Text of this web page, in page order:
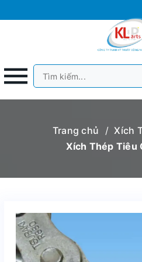
Trang chủ / Xích
Xích Thép Tiêu